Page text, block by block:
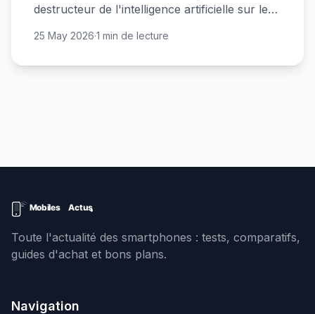
destructeur de l'intelligence artificielle sur le
25 May 2026·1 min de lecture
Toute l'actualité des smartphones : tests, comparatifs,
guides d'achat et bons plans.
Navigation